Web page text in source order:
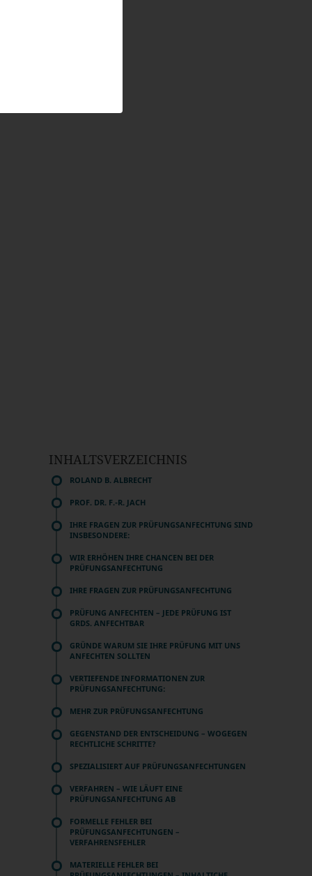
INHALTSVERZEICHNIS
ROLAND B. ALBRECHT
PROF. DR. F.-R. JACH
IHRE FRAGEN ZUR PRÜFUNGSANFECHTUNG SIND
INSBESONDERE:
WIR ERHÖHEN IHRE CHANCEN BEI DER
PRÜFUNGSANFECHTUNG
IHRE FRAGEN ZUR PRÜFUNGSANFECHTUNG
PRÜFUNG ANFECHTEN – JEDE PRÜFUNG IST
GRDS. ANFECHTBAR
GRÜNDE WARUM SIE IHRE PRÜFUNG MIT UNS
ANFECHTEN SOLLTEN
VERTIEFENDE INFORMATIONEN ZUR
PRÜFUNGSANFECHTUNG:
MEHR ZUR PRÜFUNGSANFECHTUNG
GEGENSTAND DER ENTSCHEIDUNG – WOGEGEN
RECHTLICHE SCHRITTE?
SPEZIALISIERT AUF PRÜFUNGSANFECHTUNGEN
VERFAHREN – WIE LÄUFT EINE
PRÜFUNGSANFECHTUNG AB
FORMELLE FEHLER BEI
PRÜFUNGSANFECHTUNGEN –
VERFAHRENSFEHLER
MATERIELLE FEHLER BEI